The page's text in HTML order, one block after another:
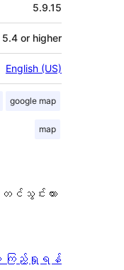
5.9.15
5.4 or higher
English (US)
google map
map
သွင်းထား
ကို ကြည့်ရှုရန်